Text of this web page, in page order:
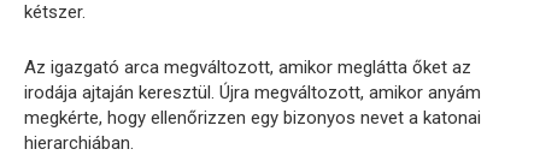
kétszer.
Az igazgató arca megváltozott, amikor meglátta őket az
irodája ajtaján keresztül. Újra megváltozott, amikor anyám
megkérte, hogy ellenőrizzen egy bizonyos nevet a katonai
hierarchiában.